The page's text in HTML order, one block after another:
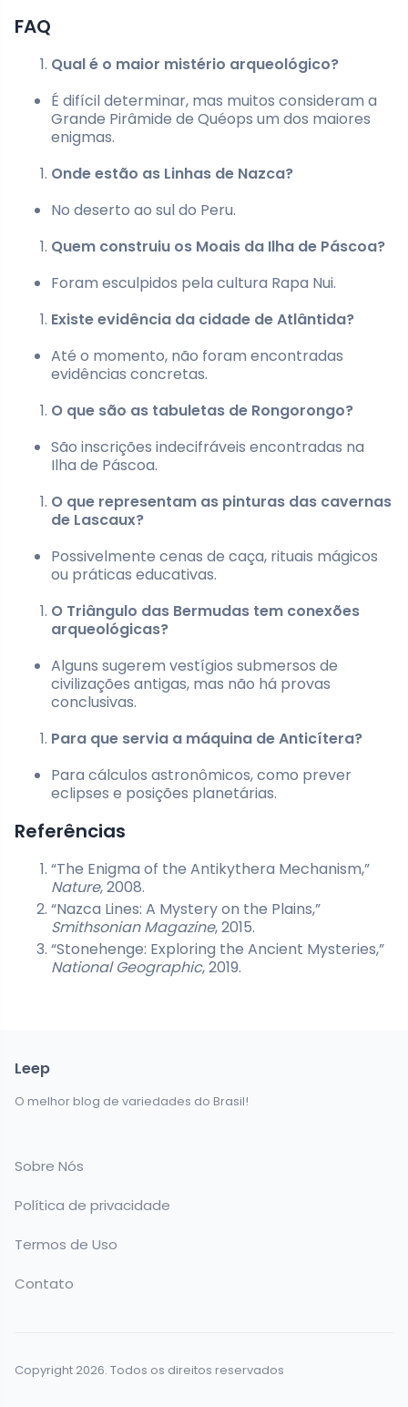
FAQ
Qual é o maior mistério arqueológico?
É difícil determinar, mas muitos consideram a
Grande Pirâmide de Quéops um dos maiores
enigmas.
Onde estão as Linhas de Nazca?
No deserto ao sul do Peru.
Quem construiu os Moais da Ilha de Páscoa?
Foram esculpidos pela cultura Rapa Nui.
Existe evidência da cidade de Atlântida?
Até o momento, não foram encontradas
evidências concretas.
O que são as tabuletas de Rongorongo?
São inscrições indecifráveis encontradas na
Ilha de Páscoa.
O que representam as pinturas das cavernas
de Lascaux?
Possivelmente cenas de caça, rituais mágicos
ou práticas educativas.
O Triângulo das Bermudas tem conexões
arqueológicas?
Alguns sugerem vestígios submersos de
civilizações antigas, mas não há provas
conclusivas.
Para que servia a máquina de Anticítera?
Para cálculos astronômicos, como prever
eclipses e posições planetárias.
Referências
“The Enigma of the Antikythera Mechanism,”
Nature, 2008.
“Nazca Lines: A Mystery on the Plains,”
Smithsonian Magazine, 2015.
“Stonehenge: Exploring the Ancient Mysteries,”
National Geographic, 2019.
Leep
O melhor blog de variedades do Brasil!
Sobre Nós
Política de privacidade
Termos de Uso
Contato
Copyright 2026. Todos os direitos reservados